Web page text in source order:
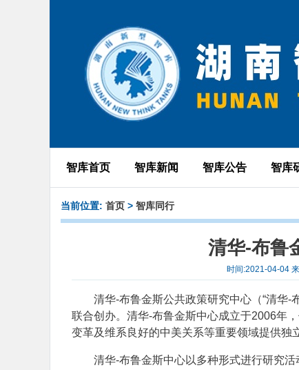
智库首页 智库新闻 智库公告 智库
当前位置: 首页 > 智库同行
清华-布鲁
时间:2021-04-04
清华-布鲁金斯公共政策研究中心（“清华-
联合创办。清华-布鲁金斯中心成立于2006年
变革及维系良好的中美关系等重要领域提供独
清华-布鲁金斯中心以多种形式进行研究